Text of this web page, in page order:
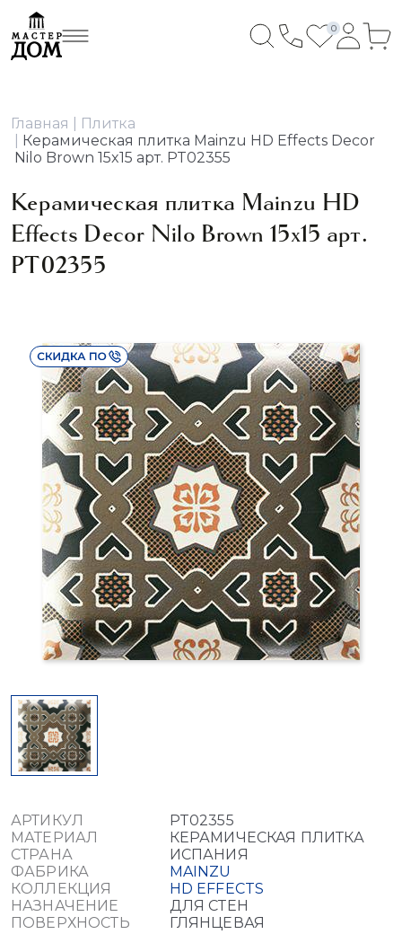
0
Главная
Плитка
Керамическая плитка Mainzu HD Effects Decor
Nilo Brown 15x15 арт. PT02355
Керамическая плитка Mainzu HD
Effects Decor Nilo Brown 15x15 арт.
PT02355
АРТИКУЛ
PT02355
МАТЕРИАЛ
КЕРАМИЧЕСКАЯ ПЛИТКА
СТРАНА
ИСПАНИЯ
ФАБРИКА
MAINZU
КОЛЛЕКЦИЯ
HD EFFECTS
НАЗНАЧЕНИЕ
ДЛЯ СТЕН
ПОВЕРХНОСТЬ
ГЛЯНЦЕВАЯ